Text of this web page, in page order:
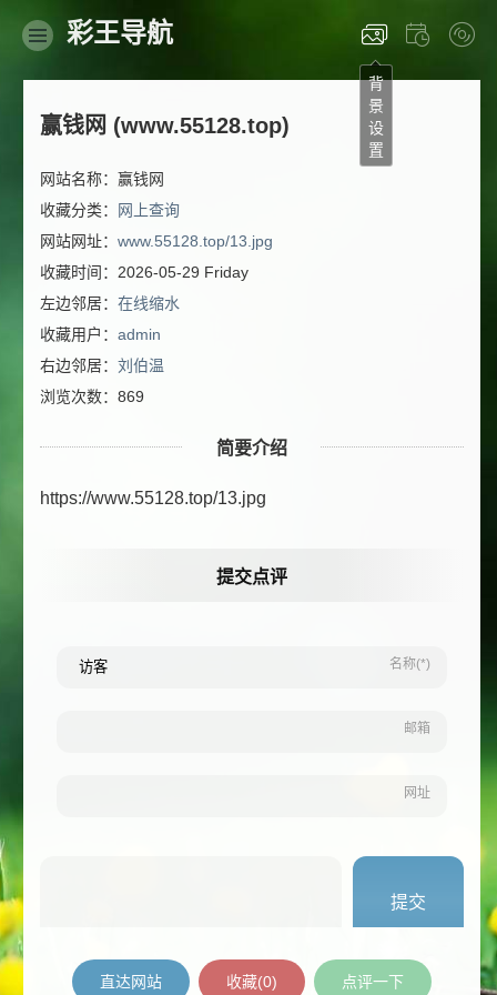
彩王导航
背
景
设
置
赢钱网 (www.55128.top)
网站名称：赢钱网
收藏分类：
网上查询
网站网址： www.55128.top/13.jpg
收藏时间：2026-05-29 Friday
左边邻居： 在线缩水
收藏用户： admin
右边邻居： 刘伯温
浏览次数：869
简要介绍
https://www.55128.top/13.jpg
提交点评
名称(*)
邮箱
网址
直达网站 收藏(0) 点评一下